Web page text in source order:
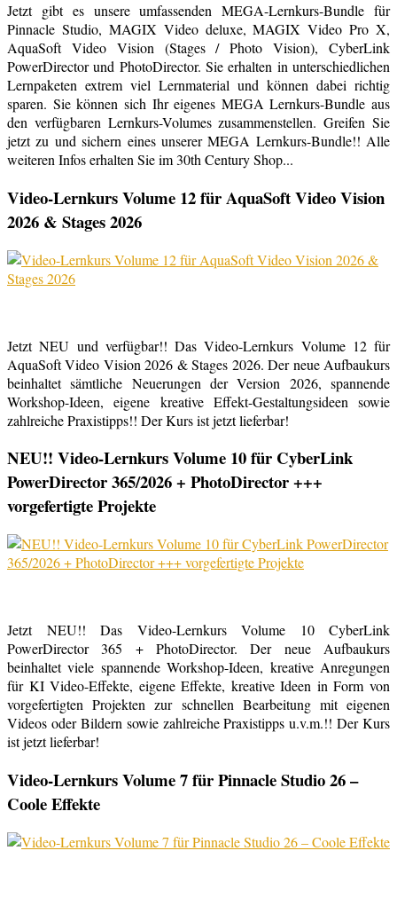
Jetzt gibt es unsere umfassenden MEGA-Lernkurs-Bundle für
Pinnacle Studio, MAGIX Video deluxe, MAGIX Video Pro X,
AquaSoft Video Vision (Stages / Photo Vision), CyberLink
PowerDirector und PhotoDirector. Sie erhalten in unterschiedlichen
Lernpaketen extrem viel Lernmaterial und können dabei richtig
sparen. Sie können sich Ihr eigenes MEGA Lernkurs-Bundle aus
den verfügbaren Lernkurs-Volumes zusammenstellen. Greifen Sie
jetzt zu und sichern eines unserer MEGA Lernkurs-Bundle!! Alle
weiteren Infos erhalten Sie im 30th Century Shop...
Video-Lernkurs Volume 12 für AquaSoft Video Vision
2026 & Stages 2026
Jetzt NEU und verfügbar!! Das Video-Lernkurs Volume 12 für
AquaSoft Video Vision 2026 & Stages 2026. Der neue Aufbaukurs
beinhaltet sämtliche Neuerungen der Version 2026, spannende
Workshop-Ideen, eigene kreative Effekt-Gestaltungsideen sowie
zahlreiche Praxistipps!! Der Kurs ist jetzt lieferbar!
NEU!! Video-Lernkurs Volume 10 für CyberLink
PowerDirector 365/2026 + PhotoDirector +++
vorgefertigte Projekte
Jetzt NEU!! Das Video-Lernkurs Volume 10 CyberLink
PowerDirector 365 + PhotoDirector. Der neue Aufbaukurs
beinhaltet viele spannende Workshop-Ideen, kreative Anregungen
für KI Video-Effekte, eigene Effekte, kreative Ideen in Form von
vorgefertigten Projekten zur schnellen Bearbeitung mit eigenen
Videos oder Bildern sowie zahlreiche Praxistipps u.v.m.!! Der Kurs
ist jetzt lieferbar!
Video-Lernkurs Volume 7 für Pinnacle Studio 26 –
Coole Effekte